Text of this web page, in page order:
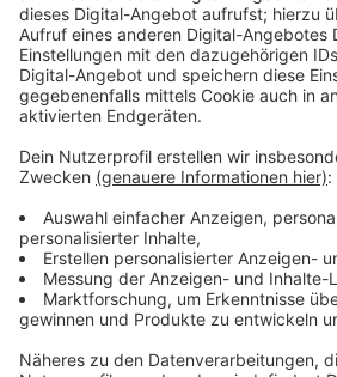
Geschichte aller Worlds
Selbstbewusstsein hat er in jedem
Anzeige
Wir benötigen
Zustimmung, um den
Video-Service zu
Wir verwenden einen
einzubetten. Dieser